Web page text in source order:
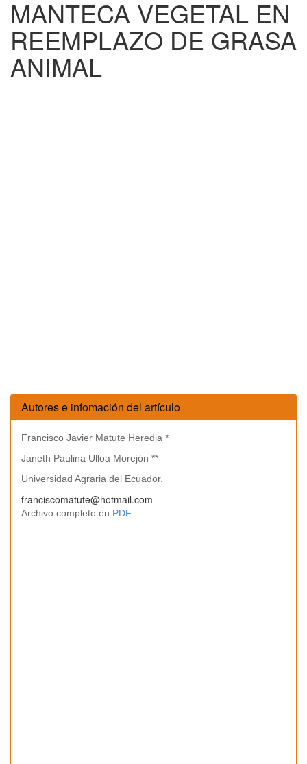
MANTECA VEGETAL EN
REEMPLAZO DE GRASA
ANIMAL
Autores e infomación del artículo
Francisco Javier Matute Heredia *
Janeth Paulina Ulloa Morejón **
Universidad Agraria del Ecuador.
franciscomatute@hotmail.com
Archivo completo en PDF